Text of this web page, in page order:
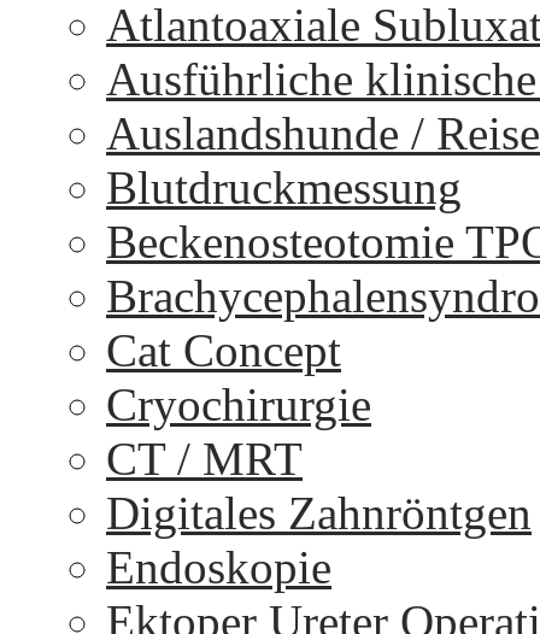
Atlantoaxiale
Ausführliche
Auslandshunde /
Blutdruckmessung
Beckenosteotomie
Cat Concept
Cryochirurgie
CT / MRT
Digitales Zahnröntgen
Endoskopie
Ektoper Ureter